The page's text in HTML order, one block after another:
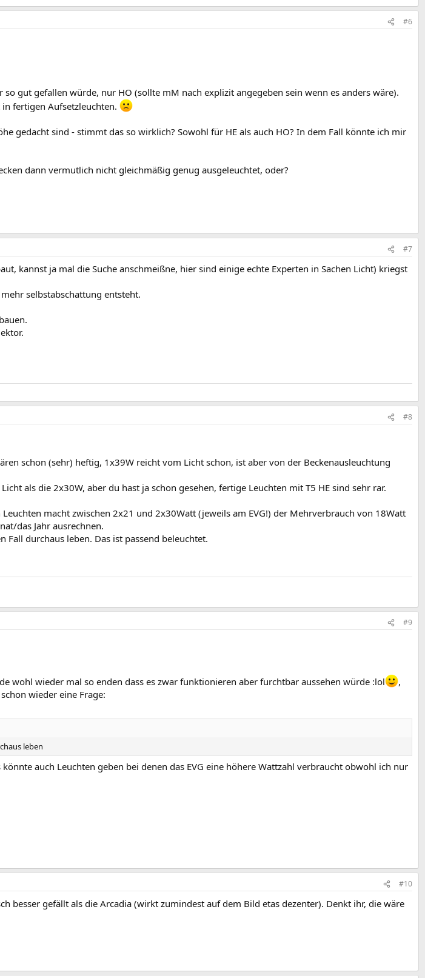
#6
gut gefallen würde, nur HO (sollte mM nach explizit angegeben sein wenn es anders wäre).
fertigen Aufsetzleuchten.
gedacht sind - stimmt das so wirklich? Sowohl für HE als auch HO? In dem Fall könnte ich mir
dann vermutlich nicht gleichmäßig genug ausgeleuchtet, oder?
#7
kannst ja mal die Suche anschmeißne, hier sind einige echte Experten in Sachen Licht) kriegst
selbstabschattung entsteht.
#8
schon (sehr) heftig, 1x39W reicht vom Licht schon, ist aber von der Beckenausleuchtung
als die 2x30W, aber du hast ja schon gesehen, fertige Leuchten mit T5 HE sind sehr rar.
macht zwischen 2x21 und 2x30Watt (jeweils am EVG!) der Mehrverbrauch von 18Watt
das Jahr ausrechnen.
durchaus leben. Das ist passend beleuchtet.
#9
wohl wieder mal so enden dass es zwar funktionieren aber furchtbar aussehen würde :lol
,
wieder eine Frage:
leben
auch Leuchten geben bei denen das EVG eine höhere Wattzahl verbraucht obwohl ich nur
#10
besser gefällt als die Arcadia (wirkt zumindest auf dem Bild etas dezenter). Denkt ihr, die wäre